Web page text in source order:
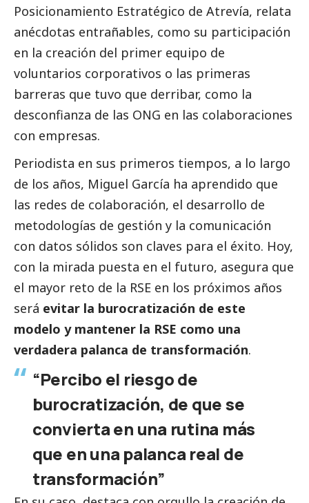
Posicionamiento Estratégico de Atrevía, relata
anécdotas entrañables, como su participación
en la creación del primer equipo de
voluntarios corporativos o las primeras
barreras que tuvo que derribar, como la
desconfianza de las ONG en las colaboraciones
con empresas.
Periodista en sus primeros tiempos, a lo largo
de los años, Miguel García ha aprendido que
las redes de colaboración, el desarrollo de
metodologías de gestión y la comunicación
con datos sólidos son claves para el éxito. Hoy,
con la mirada puesta en el futuro, asegura que
el mayor reto de la RSE en los próximos años
será evitar la burocratización de este
modelo y mantener la RSE como una
verdadera palanca de transformación.
“Percibo el riesgo de
burocratización, de que se
convierta en una rutina más
que en una palanca real de
transformación”